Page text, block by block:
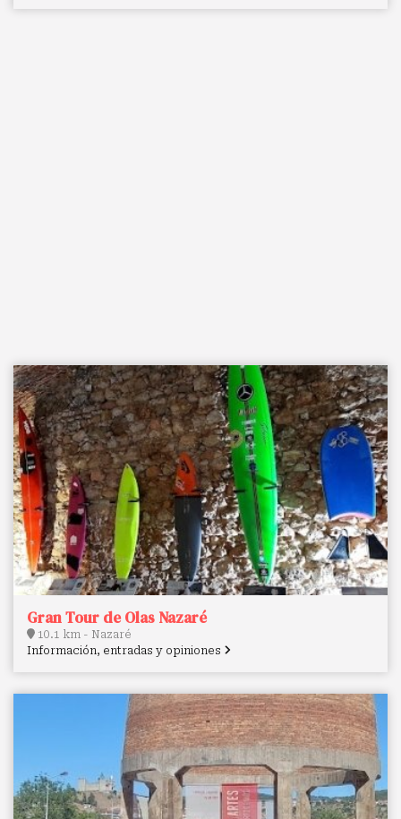
Gran Tour de Olas Nazaré
10.1 km - Nazaré
Información, entradas y opiniones